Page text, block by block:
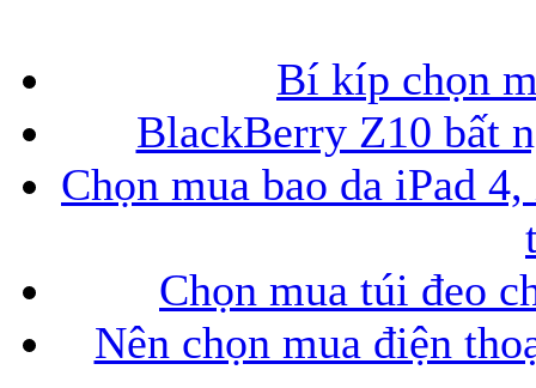
Bí kíp chọn
BlackBerry Z10 bất
Chọn mua bao da iPad
Chọn mua túi đeo
Nên chọn mua điện